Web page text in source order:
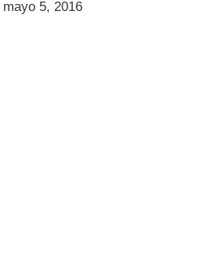
mayo 5, 2016